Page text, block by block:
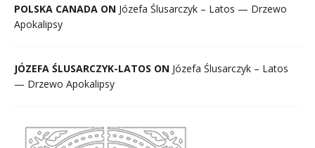
POLSKA CANADA ON Józefa Ślusarczyk – Latos — Drzewo
Apokalipsy
JÓZEFA ŚLUSARCZYK-LATOS ON Józefa Ślusarczyk – Latos
— Drzewo Apokalipsy